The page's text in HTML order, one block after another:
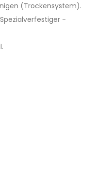
(Trockensystem).
Spezialverfestiger